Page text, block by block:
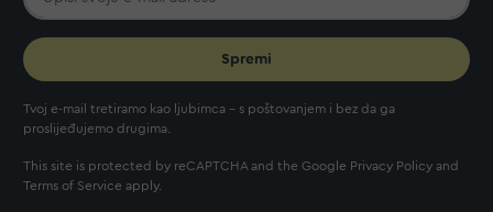
Spremi
Tvoj e-mail tretiramo kao ljubimca - s poštovanjem i bez da ga
proslijeđujemo drugima.
This site is protected by reCAPTCHA and the Google Privacy Policy and
Terms of Service apply.